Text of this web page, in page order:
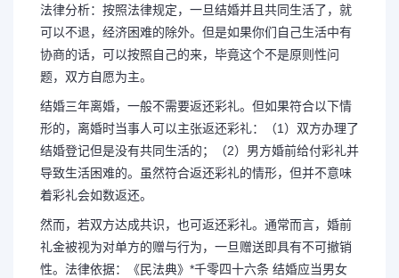
法律分析：按照法律规定，一旦结婚并且共同生活了，就
可以不退，经济困难的除外。但是如果你们自己生活中有
协商的话，可以按照自己的来，毕竟这个不是原则性问
题，双方自愿为主。
结婚三年离婚，一般不需要返还彩礼。但如果符合以下情
形的，离婚时当事人可以主张返还彩礼：（1）双方办理了
结婚登记但是没有共同生活的；（2）男方婚前给付彩礼并
导致生活困难的。虽然符合返还彩礼的情形，但并不意味
着彩礼会如数返还。
然而，若双方达成共识，也可返还彩礼。通常而言，婚前
礼金被视为对单方的赠与行为，一旦赠送即具有不可撤销
性。法律依据：《民法典》*千零四十六条 结婚应当男女